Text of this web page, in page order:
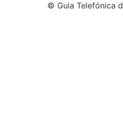
© Guia Telefónica